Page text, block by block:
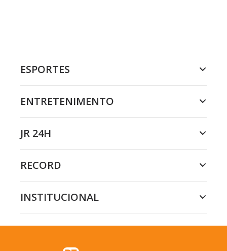
ESPORTES
ENTRETENIMENTO
JR 24H
RECORD
INSTITUCIONAL